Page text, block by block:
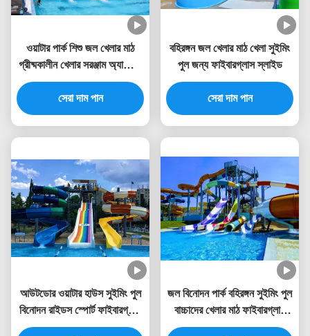
ওয়াটার পার্ক শিশু জল খেলার মাঠ
গ্রীষ্মকালীন খেলার সরঞ্জাম অ্যাকোয়া
স্লাইড
সেরা দাম পান
বহিরঙ্গন জল খেলার মাঠ খেলা সুইমিং
পুল জন্য ফাইবারগ্লাস স্লাইড
সেরা দাম পান
আউটডোর ওয়াটার হাউস সুইমিং পুল
বিনোদন রাইডস স্পোর্ট ফাইবারগ্লাস
স্লাইড বাচ্চাদের জন্য
জল বিনোদন পার্ক বহিরঙ্গন সুইমিং পুল
বাচ্চাদের খেলার মাঠ ফাইবারগ্লাস
স্লাইড